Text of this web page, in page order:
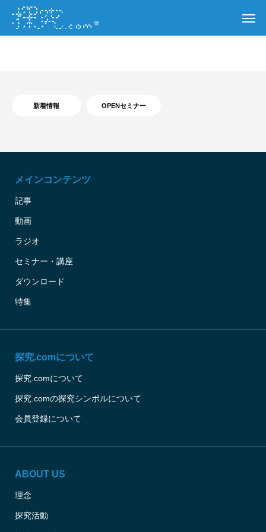
新着情報 OPENセミナー
メインコンテンツ
記事
動画
ラジオ
セミナー・講座
ダウンロード
特集
探究.comについて
探究.comについて
探究.comの探究シンボルについて
会員登録について
ABOUT US
理念
探究活動